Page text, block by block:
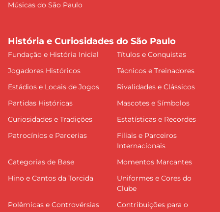
Músicas do São Paulo
História e Curiosidades do São Paulo
Fundação e História Inicial
Títulos e Conquistas
Jogadores Históricos
Técnicos e Treinadores
Estádios e Locais de Jogos
Rivalidades e Clássicos
Partidas Históricas
Mascotes e Símbolos
Curiosidades e Tradições
Estatísticas e Recordes
Patrocínios e Parcerias
Filiais e Parceiros
Internacionais
Categorias de Base
Momentos Marcantes
Hino e Cantos da Torcida
Uniformes e Cores do
Clube
Polêmicas e Controvérsias
Contribuições para o